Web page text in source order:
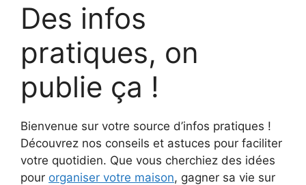
Des infos
pratiques, on
publie ça !
Bienvenue sur votre source d’infos pratiques !
Découvrez nos conseils et astuces pour faciliter
votre quotidien. Que vous cherchiez des idées
pour organiser votre maison, gagner sa vie sur